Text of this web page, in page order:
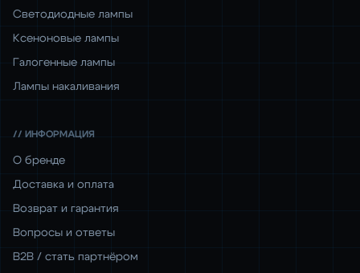
Светодиодные лампы
Ксеноновые лампы
Галогенные лампы
Лампы накаливания
// ИНФОРМАЦИЯ
О бренде
Доставка и оплата
Возврат и гарантия
Вопросы и ответы
B2B / стать партнёром